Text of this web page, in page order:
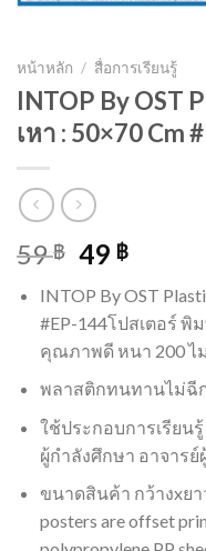
หน้าหลัก / สื่อการเรียนรู้
INTOP By OST
เหา : 50×70 Cm
59฿ 49 ฿
INTOP By OST
#EP-144โปสเตอร์
คุณภาพดี หนา 200 ไ
พลาสติกทนทานไม่ฉี
ใช้ประกอบการเรียน
ผู้กำลังศึกษา อาจาร
ขนาดสินค้า กว้างxยา
posters are offset